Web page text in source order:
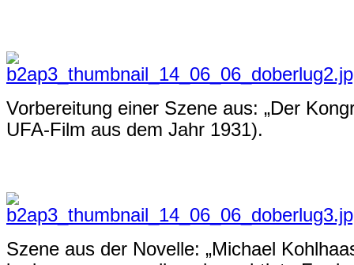
Vorbereitung einer Szene aus: „Der
UFA-Film aus dem Jahr 1931).
Szene aus der Novelle: „Michael